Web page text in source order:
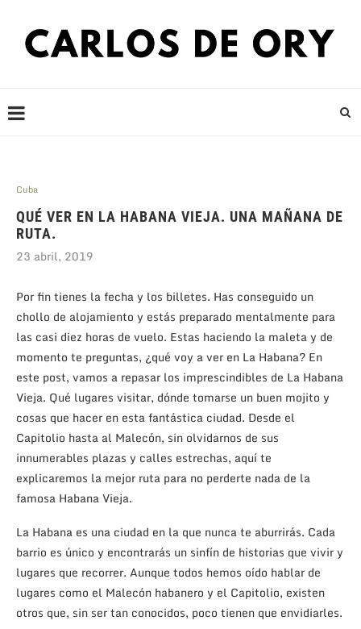
Cuba
QUÉ VER EN LA HABANA VIEJA. UNA MAÑANA DE
RUTA.
23 abril, 2019
Por fin tienes la fecha y los billetes. Has conseguido un
chollo de alojamiento y estás preparado mentalmente para
las casi diez horas de vuelo. Estas haciendo la maleta y de
momento te preguntas, ¿qué voy a ver en La Habana? En
este post, vamos a repasar los imprescindibles de La Habana
Vieja. Qué lugares visitar, dónde tomarse un buen mojito y
cosas que hacer en esta fantástica ciudad. Desde el
Capitolio hasta al Malecón, sin olvidarnos de sus
innumerables plazas y calles estrechas, aquí te
explicaremos la mejor ruta para no perderte nada de la
famosa Habana Vieja.
La Habana es una ciudad en la que nunca te aburrirás. Cada
barrio es único y encontrarás un sinfín de historias que vivir y
lugares que recorrer. Aunque todos hemos oído hablar de
lugares como el Malecón habanero y el Capitolio, existen
otros que, sin ser tan conocidos, poco tienen que envidiarles.